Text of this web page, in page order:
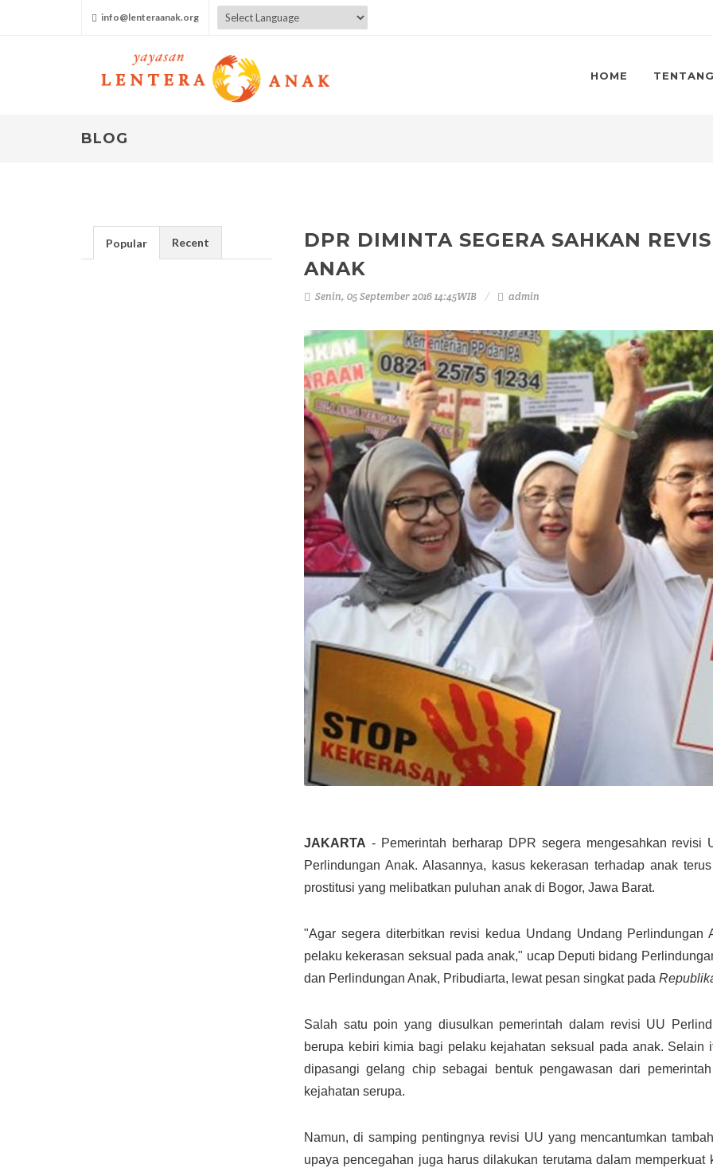
info@lenteraanak.org
Powered by
HOME TENTANG
BLOG
DPR DIMINTA SEGERA SAHKAN
ANAK
Senin, 05 September 2016 14:45WIB admin
JAKARTA - Pemerintah berharap DPR segera mengesahkan revisi
Perlindungan Anak. Alasannya, kasus kekerasan terhadap anak
prostitusi yang melibatkan puluhan anak di Bogor, Jawa Barat.
"Agar segera diterbitkan revisi kedua Undang Undang Perlindungan
pelaku kekerasan seksual pada anak," ucap Deputi bidang
dan Perlindungan Anak, Pribudiarta, lewat pesan singkat pada
Salah satu poin yang diusulkan pemerintah dalam revisi UU
berupa kebiri kimia bagi pelaku kejahatan seksual pada anak.
dipasangi gelang chip sebagai bentuk pengawasan dari
kejahatan serupa.
Namun, di samping pentingnya revisi UU yang mencantumkan
upaya pencegahan juga harus dilakukan terutama dalam
Popular Recent